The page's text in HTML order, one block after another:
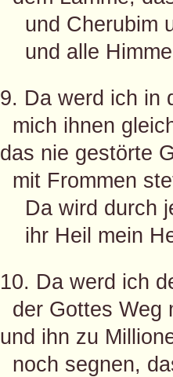
und Cherubim
und alle
9. Da werd ich in
mich ihnen
das nie gestörte
mit Frommen
Da wird durch
ihr Heil mein
10. Da werd ich
der Gottes Weg
und ihn zu
noch segnen,